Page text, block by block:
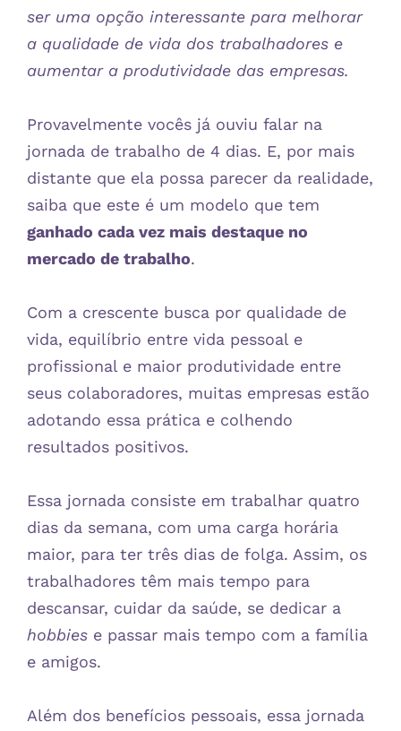
ser uma opção interessante para melhorar
a qualidade de vida dos trabalhadores e
aumentar a produtividade das empresas.
Provavelmente vocês já ouviu falar na
jornada de trabalho de 4 dias. E, por mais
distante que ela possa parecer da realidade,
saiba que este é um modelo que tem
ganhado cada vez mais destaque no
mercado de trabalho.
Com a crescente busca por qualidade de
vida, equilíbrio entre vida pessoal e
profissional e maior produtividade entre
seus colaboradores, muitas empresas estão
adotando essa prática e colhendo
resultados positivos.
Essa jornada consiste em trabalhar quatro
dias da semana, com uma carga horária
maior, para ter três dias de folga. Assim, os
trabalhadores têm mais tempo para
descansar, cuidar da saúde, se dedicar a
hobbies e passar mais tempo com a família
e amigos.
Além dos benefícios pessoais, essa jornada